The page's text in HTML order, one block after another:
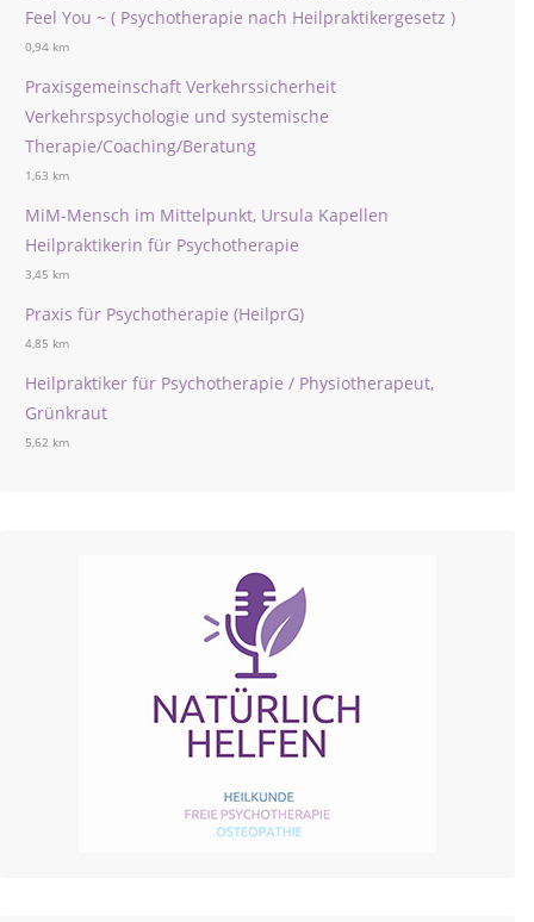
Feel You ~ ( Psychotherapie nach Heilpraktikergesetz )
0,94 km
Praxisgemeinschaft Verkehrssicherheit
Verkehrspsychologie und systemische
Therapie/Coaching/Beratung
1,63 km
MiM-Mensch im Mittelpunkt, Ursula Kapellen
Heilpraktikerin für Psychotherapie
3,45 km
Praxis für Psychotherapie (HeilprG)
4,85 km
Heilpraktiker für Psychotherapie / Physiotherapeut,
Grünkraut
5,62 km